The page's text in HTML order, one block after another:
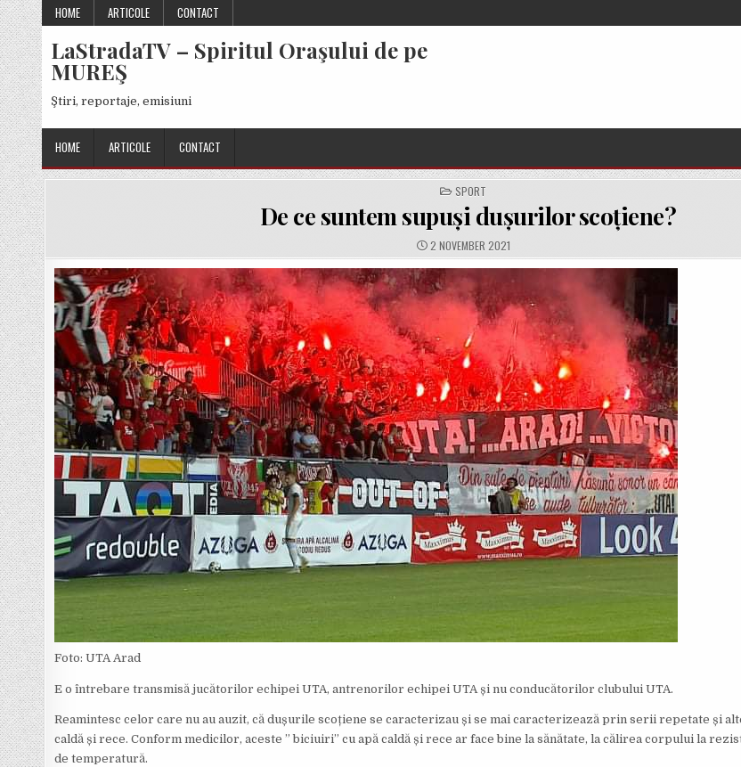
Skip
to
content
HOME ARTICOLE CONTACT
LaStradaTV – Spiritul Oraşului de pe
MUREŞ
Ştiri, reportaje, emisiuni
HOME ARTICOLE CONTACT
POSTED
IN
SPORT
De ce suntem supuși dușurilor scoțiene?
PUBLISHED
DATE:
2 NOVEMBER 2021
Foto: UTA Arad
E o întrebare transmisă jucătorilor echipei UTA, antrenorilor echipei UTA și nu conducătorilor clubului UTA.
Reamintesc celor care nu au auzit, că dușurile scoțiene se caracterizau și se mai caracterizează prin serii repetate și
caldă și rece. Conform medicilor, aceste ” biciuiri” cu apă caldă și rece ar face bine la sănătate, la călirea corpului la
de temperatură.